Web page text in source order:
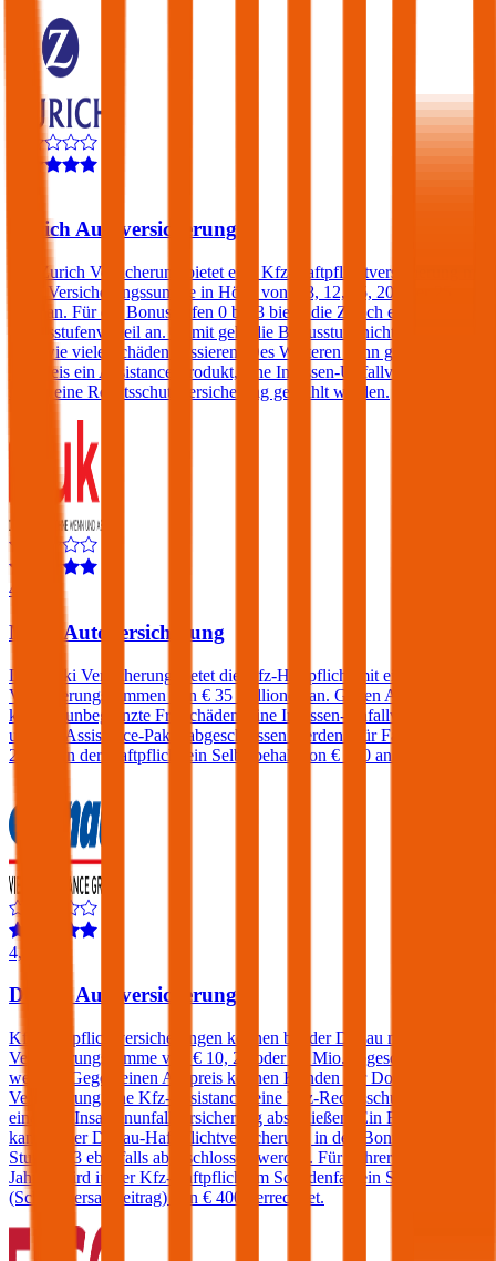
Zurich Autoversicherung
Die Zurich Versicherung bietet eine Kfz-Haftpflichtversicherung mit
einer Versicherungssumme in Höhe von € 8, 12, 15, 20 oder 25
Mio. an. Für die Bonusstufen 0 bis 3 bietet die Zurich einen
Bonusstufenvorteil an. Damit geht die Bonusstufe nicht verloren,
egal wie viele Schäden passieren. Des Weiteren kann gegen einen
Aufpreis ein Assistance-Produkt, eine Insassen-Unfallversicherung
sowie eine Rechtsschutzversicherung gewählt werden.
4,5
Muki Autoversicherung
Die Muki Versicherung bietet die Kfz-Haftpflicht mit einer
Versicherungssummen von € 35 Millionen an. Gegen Aufpreis
können unbegrenzte Freischäden, eine Insassen-Unfallversicherung
und ein Assistance-Paket abgeschlossen werden. Für Fahrer unter
23 fällt in der Haftpflicht ein Selbstbehalt von € 500 an.
4,4
Donau Autoversicherung
Kfz-Haftpflichtversicherungen können bei der Donau mit einer
Versicherungssumme von € 10, 20 oder 30 Mio. abgeschlossen
werden. Gegen einen Aufpreis können Kunden der Donau
Versicherung eine Kfz-Assistance, eine Kfz-Rechtsschutz und/oder
eine Kfz-Insassenunfallversicherung abschließen. Ein Freischaden
kann in der Donau-Haftpflichtversicherung in den Bonus-Malus-
Stufen 0-3 ebenfalls abgeschlossen werden. Für Fahrer unter 23
Jahren wird in der Kfz-Haftpflicht im Schadenfall ein Selbstbehalt
(Schadenersatzbeitrag) von € 400 verrechnet.